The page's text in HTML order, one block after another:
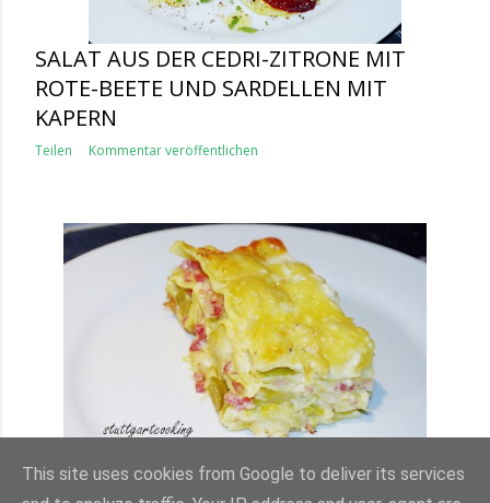
SALAT AUS DER CEDRI-ZITRONE MIT
ROTE-BEETE UND SARDELLEN MIT
KAPERN
Teilen Kommentar veröffentlichen
ROSENKOHL-LASAGNE
This site uses cookies from Google to deliver its services